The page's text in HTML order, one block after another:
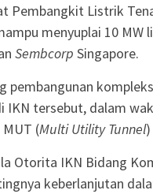
Pembangkit Listrik
menyuplai 10
Sembcorp Singapore.
pembangunan
IKN tersebut, dalam
(Multi Utility Tunnel
Otorita IKN Bidang
keberlanjutan